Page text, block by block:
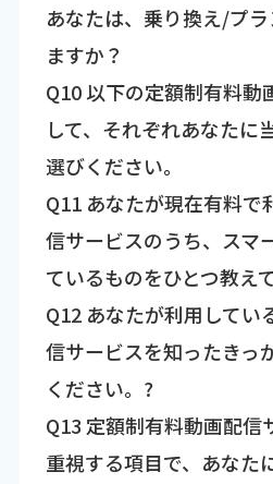
あなたは、乗り換え/プ
ますか？
Q10 以下の定額制有料動
して、それぞれあなたに
選びください。
Q11 あなたが現在有料で
信サービスのうち、スマ
ているものをひとつ教え
Q12 あなたが利用してい
信サービスを知ったきっ
ください。?
Q13 定額制有料動画配信
重視する項目で、あなた